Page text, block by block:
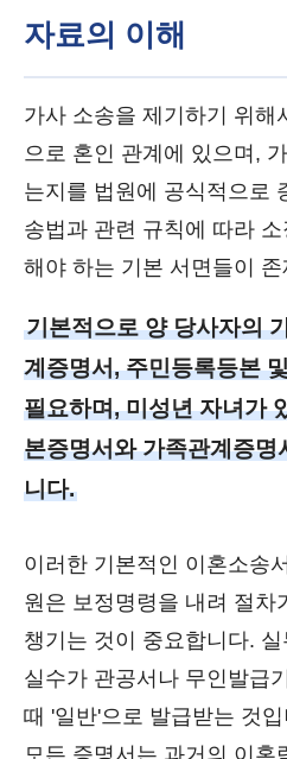
자료의 이해
가사 소송을 제기하기 위해
으로 혼인 관계에 있으며,
는지를 법원에 공식적으로
송법과 관련 규칙에 따라
해야 하는 기본 서면들이
기본적으로 양 당사자의
계증명서, 주민등록등본
필요하며, 미성년 자녀가
본증명서와 가족관계증명
니다.
이러한 기본적인 이혼소송
원은 보정명령을 내려 절차
챙기는 것이 중요합니다.
실수가 관공서나 무인발급
때 '일반'으로 발급받는 것
모든 증명서는 과거의 이혼